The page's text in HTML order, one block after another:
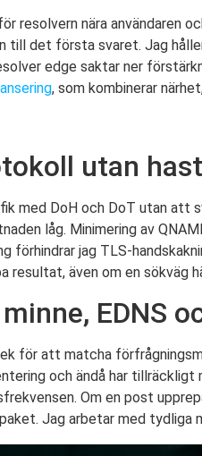
resolvern nära användaren
till det första svaret. Jag
edge saktar ner
, som kombinerar
utan
med DoH och DoT utan att
låg. Minimering av
förhindrar jag TLS-
resultat, även om en sökväg
EDNS
för att matcha
och ändå har
Om en post
Jag arbetar med